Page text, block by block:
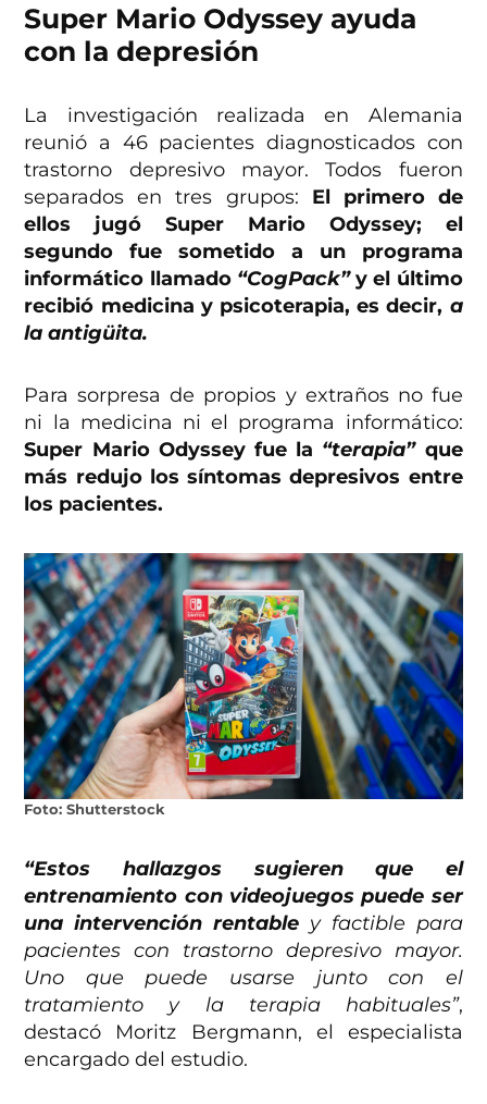
Super Mario Odyssey ayuda
con la depresión
La investigación realizada en Alemania
reunió a 46 pacientes diagnosticados con
trastorno depresivo mayor. Todos fueron
separados en tres grupos: El primero de
ellos jugó Super Mario Odyssey; el
segundo fue sometido a un programa
informático llamado “CogPack”y el último
recibió medicina y psicoterapia, es decir, a
la antigüita.
Para sorpresa de propios y extraños no fue
ni la medicina ni el programa informático:
Super Mario Odyssey fue la “terapia”que
más redujo los síntomas depresivos entre
los pacientes.
Foto: Shutterstock
“Estos hallazgos sugieren que el
entrenamiento con videojuegos puede ser
una intervención rentable y factible para
pacientes con trastorno depresivo mayor.
Uno que puede usarse junto con el
tratamiento y la terapia habituales”,
destacó Moritz Bergmann, el especialista
encargado del estudio.